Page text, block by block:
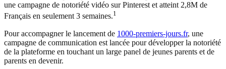
une campagne de notoriété vidéo sur Pinterest et atteint 2,8M de
Français en seulement 3 semaines.1
Pour accompagner le lancement de 1000-premiers-jours.fr, une
campagne de communication est lancée pour développer la notoriété
de la plateforme en touchant un large panel de jeunes parents et de
parents en devenir.